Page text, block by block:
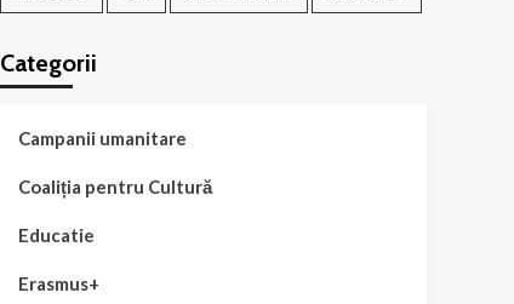
Categorii
Campanii umanitare
Coaliția pentru Cultură
Educatie
Erasmus+